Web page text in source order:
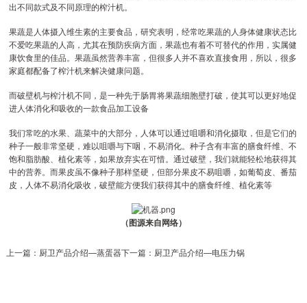
出不同款式及不同原理的榨汁机。
果蔬是人体摄入维生素的主要食品，研究表明，经常吃果蔬的人身体健康状态比
不爱吃果蔬的人高，尤其在预防疾病方面，果蔬也有着不可替代的作用，实属健
康饮食里的佳品。果蔬虽然营养丰富，但很多人并不喜欢直接食用，所以，很多
家庭都配备了榨汁机来解决健康问题。
而破壁机与榨汁机不同，是一种先于肠胃将果蔬细胞壁打破，使其可以更好地促
进人体消化和吸收的一款食品加工设备
我们常吃的水果、蔬菜中的大部分，人体可以通过咀嚼和消化摄取，但是它们的
种子一般非常坚硬，难以咀嚼与下咽，不易消化。种子含有丰富的膳食纤维、不
饱和脂肪酸、植化素等，如果放弃实在可惜。通过破壁，我们就能轻松地获得其
中的营养。而果皮虽不像种子那样坚硬，但部分果皮不易咀嚼，如葡萄皮、番茄
皮，人体不易消化吸收，破壁能方便我们获得其中的膳食纤维、植化素等
（图源来自网络）
上一篇： 厨卫产品介绍—蒸蛋器下一篇： 厨卫产品介绍—电压力锅